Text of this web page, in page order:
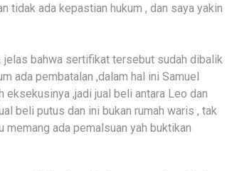
tidak ada kepastian hukum , dan saya yakin
jelas bahwa sertifikat tersebut sudah dibalik
ada pembatalan ,dalam hal ini Samuel
,jadi jual beli antara Leo dan
beli putus dan ini bukan rumah waris , tak
memang ada pemalsuan yah buktikan